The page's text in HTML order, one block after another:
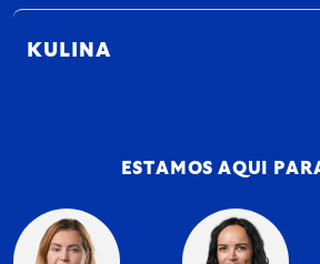
KULINA
ESTAMOS AQUI